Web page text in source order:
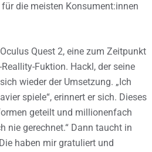
die meisten Konsument:innen
Quest 2, eine zum Zeitpunkt
Fuktion. Hackl, der seine
wieder der Umsetzung. „Ich
spiele“, erinnert er sich. Dieses
geteilt und millionenfach
nie gerechnet.“ Dann taucht in
haben mir gratuliert und